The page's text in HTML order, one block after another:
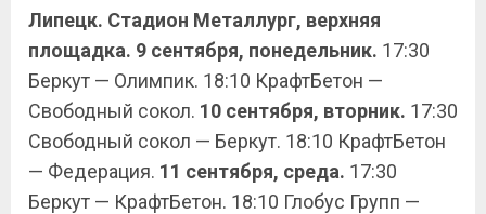
Липецк. Стадион Металлург, верхняя
площадка. 9 сентября, понедельник. 17:30
Беркут — Олимпик. 18:10 КрафтБетон —
Свободный сокол. 10 сентября, вторник. 17:30
Свободный сокол — Беркут. 18:10 КрафтБетон
— Федерация. 11 сентября, среда. 17:30
Беркут — КрафтБетон. 18:10 Глобус Групп —